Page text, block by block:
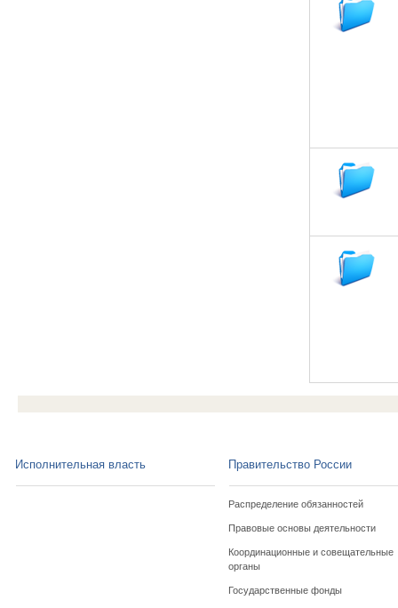
Исполнительная власть Правительство России
Распределение обязанностей
Правовые основы деятельности
Координационные и совещательные
органы
Государственные фонды